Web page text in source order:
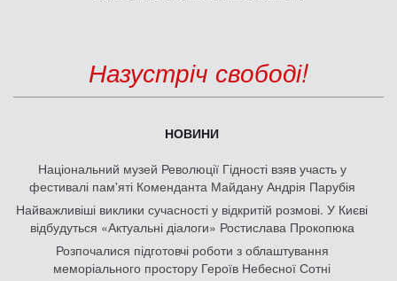
Назустріч свободі!
НОВИНИ
Національний музей Революції Гідності взяв участь у
фестивалі пам'яті Коменданта Майдану Андрія Парубія
Найважливіші виклики сучасності у відкритій розмові. У Києві
відбудуться «Актуальні діалоги» Ростислава Прокопюка
Розпочалися підготовчі роботи з облаштування
меморіального простору Героїв Небесної Сотні